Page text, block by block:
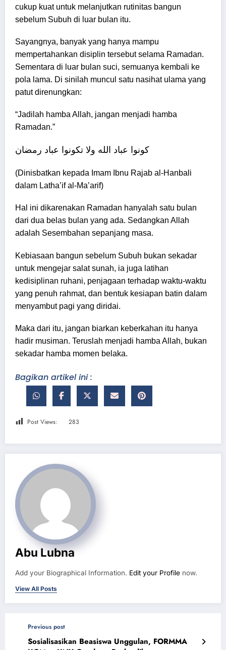
cukup kuat untuk melanjutkan rutinitas bangun
sebelum Subuh di luar bulan itu.
Sayangnya, banyak yang hanya mampu
mempertahankan disiplin tersebut selama Ramadan.
Sementara di luar bulan suci, semuanya kembali ke
pola lama. Di sinilah muncul satu nasihat ulama yang
patut direnungkan:
“Jadilah hamba Allah, jangan menjadi hamba
Ramadan.”
كونوا عباد الله ولا تكونوا عباد رمضان
(Dinisbatkan kepada Imam Ibnu Rajab al-Hanbali
dalam Latha’if al-Ma’arif)
Hal ini dikarenakan Ramadan hanyalah satu bulan
dari dua belas bulan yang ada. Sedangkan Allah
adalah Sesembahan sepanjang masa.
Kebiasaan bangun sebelum Subuh bukan sekadar
untuk mengejar salat sunah, ia juga latihan
kedisiplinan ruhani, penjagaan terhadap waktu-waktu
yang penuh rahmat, dan bentuk kesiapan batin dalam
menyambut pagi yang diridai.
Maka dari itu, jangan biarkan keberkahan itu hanya
hadir musiman. Teruslah menjadi hamba Allah, bukan
sekadar hamba momen belaka.
Bagikan artikel ini :
Post Views: 283
Abu Lubna
Add your Biographical Information. Edit your Profile now.
View All Posts
Previous post
Sosialisasikan Beasiswa Unggulan, FORMMA